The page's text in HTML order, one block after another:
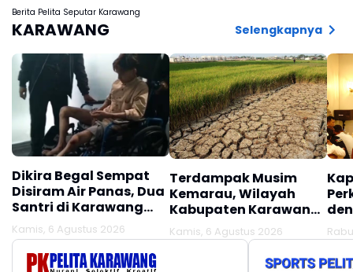
Berita Pelita Seputar Karawang
KARAWANG Selengkapnya
Dikira Begal Sempat
Disiram Air Panas, Dua
Santri di Karawang
Terluka Akibat Aksi
Oknum Linmas
Kamis, 6 Agustus 2026
Terdampak Musim
Kemarau, Wilayah
Kabupaten Karawang
Kekeringan Makin
Meluas
Kamis, 6 Agustus 2026